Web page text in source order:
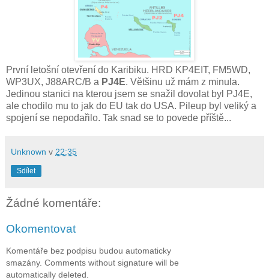
První letošní otevření do Karibiku. HRD KP4EIT, FM5WD,
WP3UX, J88ARC/B a PJ4E. Většinu už mám z minula.
Jedinou stanici na kterou jsem se snažil dovolat byl PJ4E,
ale chodilo mu to jak do EU tak do USA. Pileup byl veliký a
spojení se nepodařilo. Tak snad se to povede příště...
Unknown v 22:35
Sdílet
Žádné komentáře:
Okomentovat
Komentáře bez podpisu budou automaticky
smazány. Comments without signature will be
automatically deleted.